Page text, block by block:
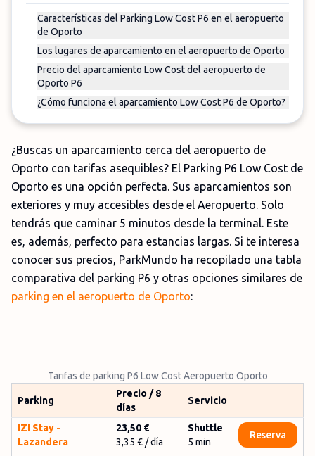
Características del Parking Low Cost P6 en el aeropuerto
de Oporto
Los lugares de aparcamiento en el aeropuerto de Oporto
Precio del aparcamiento Low Cost del aeropuerto de
Oporto P6
¿Cómo funciona el aparcamiento Low Cost P6 de Oporto?
¿Buscas un aparcamiento cerca del aeropuerto de
Oporto con tarifas asequibles? El Parking P6 Low Cost de
Oporto es una opción perfecta. Sus aparcamientos son
exteriores y muy accesibles desde el Aeropuerto. Solo
tendrás que caminar 5 minutos desde la terminal. Este
es, además, perfecto para estancias largas. Si te interesa
conocer sus precios, ParkMundo ha recopilado una tabla
comparativa del parking P6 y otras opciones similares de
parking en el aeropuerto de Oporto:
Tarifas de parking P6 Low Cost Aeropuerto Oporto
Parking
Precio / 8
días
Servicio
IZI Stay -
Lazandera
23,50 €
3,35 € / día
Shuttle
5 min
Reserva